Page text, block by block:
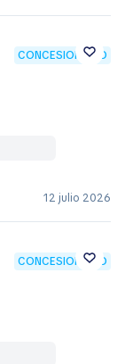
CONCESIONARIO
12 julio 2026
CONCESIONARIO